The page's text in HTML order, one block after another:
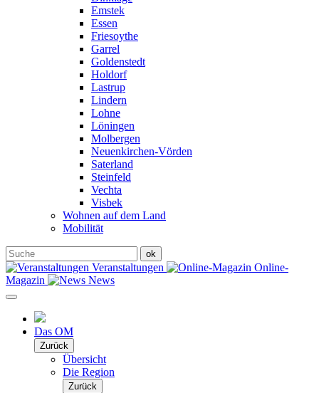
Emstek
Essen
Friesoythe
Garrel
Goldenstedt
Holdorf
Lastrup
Lindern
Lohne
Löningen
Molbergen
Neuenkirchen-Vörden
Saterland
Steinfeld
Vechta
Visbek
Wohnen auf dem Land
Mobilität
Veranstaltungen
Online-
Magazin
News
Das OM
Zurück
Übersicht
Die Region
Zurück